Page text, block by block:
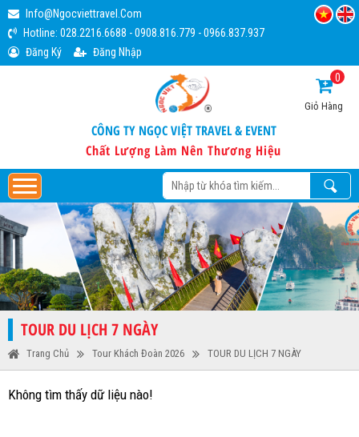
Info@ngocviettravel.com
Hotline: 028.2216.6688 -0908.816.779 -0966.837.937
Đăng Ký
Đăng Nhập
CÔNG TY NGỌC VIỆT TRAVEL & EVENT
Chất Lượng Làm Nên Thương Hiệu
Giỏ Hàng
0
TOUR DU LỊCH 7 NGÀY
Trang Chủ Tour Khách Đoàn 2026 TOUR DU LỊCH 7 NGÀY
Không tìm thấy dữ liệu nào!